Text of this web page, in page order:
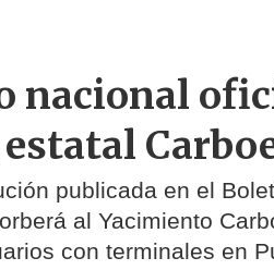
nacional
publicada en el
al Yacimiento
con terminales en